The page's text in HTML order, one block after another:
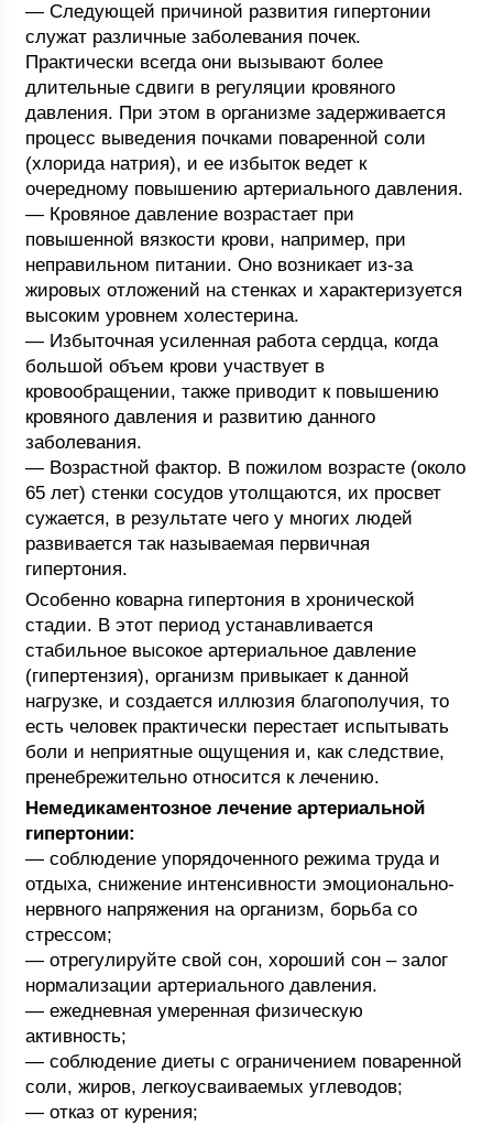
— Следующей причиной развития гипертонии
служат различные заболевания почек.
Практически всегда они вызывают более
длительные сдвиги в регуляции кровяного
давления. При этом в организме задерживается
процесс выведения почками поваренной соли
(хлорида натрия), и ее избыток ведет к
очередному повышению артериального давления.
— Кровяное давление возрастает при
повышенной вязкости крови, например, при
неправильном питании. Оно возникает из-за
жировых отложений на стенках и характеризуется
высоким уровнем холестерина.
— Избыточная усиленная работа сердца, когда
большой объем крови участвует в
кровообращении, также приводит к повышению
кровяного давления и развитию данного
заболевания.
— Возрастной фактор. В пожилом возрасте (около
65 лет) стенки сосудов утолщаются, их просвет
сужается, в результате чего у многих людей
развивается так называемая первичная
гипертония.
Особенно коварна гипертония в хронической
стадии. В этот период устанавливается
стабильное высокое артериальное давление
(гипертензия), организм привыкает к данной
нагрузке, и создается иллюзия благополучия, то
есть человек практически перестает испытывать
боли и неприятные ощущения и, как следствие,
пренебрежительно относится к лечению.
Немедикаментозное лечение артериальной
гипертонии:
— соблюдение упорядоченного режима труда и
отдыха, снижение интенсивности эмоционально-
нервного напряжения на организм, борьба со
стрессом;
— отрегулируйте свой сон, хороший сон – залог
нормализации артериального давления.
— ежедневная умеренная физическую
активность;
— соблюдение диеты с ограничением поваренной
соли, жиров, легкоусваиваемых углеводов;
— отказ от курения;